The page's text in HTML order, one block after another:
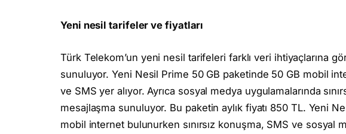
Yeni nesil tarifeler ve fiyatları
Türk Telekom’un yeni nesil tarifeleri farklı veri ihtiyaçlarına
sunuluyor. Yeni Nesil Prime 50 GB paketinde 50 GB mobil
ve SMS yer alıyor. Ayrıca sosyal medya uygulamalarında
mesajlaşma sunuluyor. Bu paketin aylık fiyatı 850 TL. Yeni
mobil internet bulunurken sınırsız konuşma, SMS ve sosyal